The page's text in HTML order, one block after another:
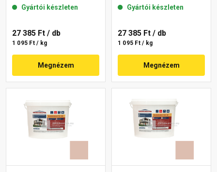
Gyártói készleten
27 385 Ft / db
1 095 Ft / kg
Megnézem
Gyártói készleten
27 385 Ft / db
1 095 Ft / kg
Megnézem